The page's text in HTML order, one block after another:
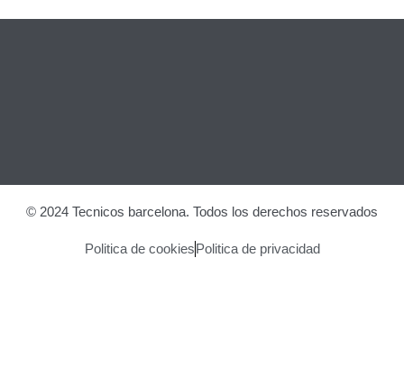
© 2024 Tecnicos barcelona. Todos los derechos reservados
Politica de cookiesPolitica de privacidad